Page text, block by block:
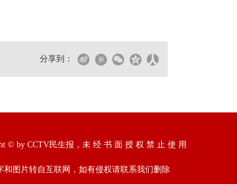
分享到：
© by CCTV民生报，未 经 书 面 授 权 禁 止 使 用
和图片转自互联网，如有侵权请联系我们删除